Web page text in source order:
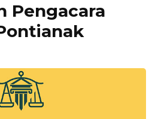
Pengacara